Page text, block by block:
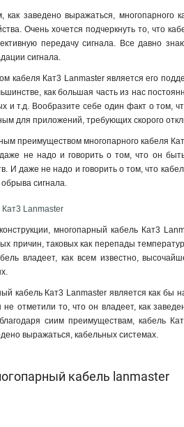
как заведено выражаться,
Очень хочется подчеркнуть то, что
передачу сигнала. Все давно
сигнала.
кабеля Кат3 Lanmaster является его
как большая часть из нас
и т.д. Вообразите себе один факт о том,
для приложений, требующих скорого
преимуществом многопарного кабеля
не надо и говорить о том, что он
И даже не надо и говорить о том, что
сигнала.
Lanmaster
многопарный кабель Кат3
причин, таковых как перепады
владеет, как всем известно,
кабель Кат3 Lanmaster является как
отметили то, что он владеет, как
сиим преимуществам, кабель
выражаться, кабельных системах.
кабель lanmaster